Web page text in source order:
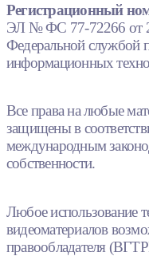
Регистрационный
ЭЛ № ФС 77-72266 от
Федеральной службой
информационных
Все права на любые
защищены в
международным
собственности.
Любое использование
видеоматериалов
правообладателя